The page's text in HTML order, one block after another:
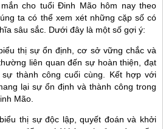
cho tuổi Đinh Mão hôm nay theo
ta có thể xem xét những cặp số có
sâu sắc. Dưới đây là một số gợi ý:
thị sự ổn định, cơ sở vững chắc và
liên quan đến sự hoàn thiện, đạt
thành công cuối cùng. Kết hợp với
lại sự ổn định và thành công trong
Mão.
thị sự độc lập, quyết đoán và khởi